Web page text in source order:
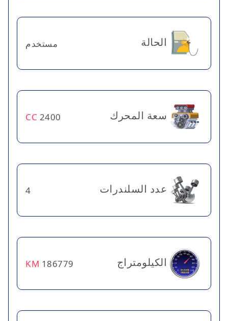
الحالة مستخدم
سعة المحرك 2400
CC
عدد السلندرات 4
الكيلومتراج 186779
KM